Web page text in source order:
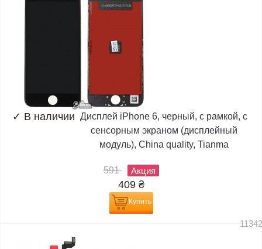
✓ В наличии Дисплей iPhone 6, черный, с рамкой, с
сенсорным экраном (дисплейный
модуль), China quality, Tianma
591 Акция
409 ₴
Купить